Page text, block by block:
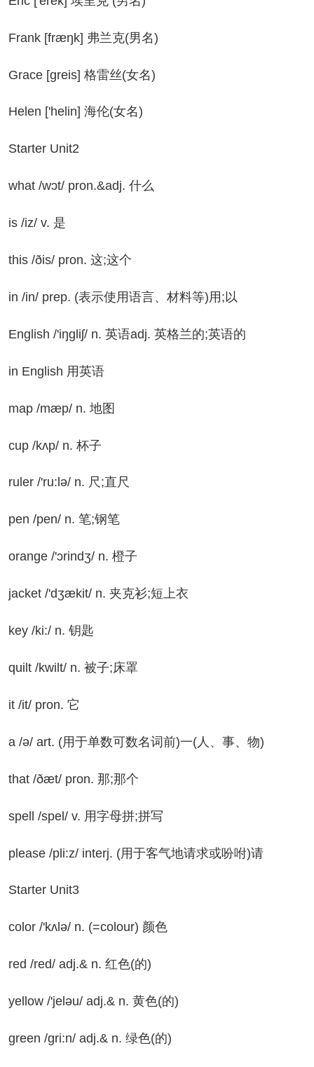
[fræŋk] 弗兰克(男名)
[greis] 格雷丝(女名)
['helin] 海伦(女名)
Unit2
/wɔt/ pron.&adj. 什么
iz/ v. 是
/ðis/ pron. 这;这个
prep. (表示使用语言、材料等)用;以
/'iŋgliʃ/ n. 英语adj. 英格兰的;英语的
用英语
/mæp/ n. 地图
/kʌp/ n. 杯子
/'ru:lə/ n. 尺;直尺
/pen/ n. 笔;钢笔
/'ɔrindʒ/ n. 橙子
/'dʒækit/ n. 夹克衫;短上衣
/ki:/ n. 钥匙
/kwilt/ n. 被子;床罩
pron. 它
art. (用于单数可数名词前)一(人、事、物)
/ðæt/ pron. 那;那个
/spel/ v. 用字母拼;拼写
/pli:z/ interj. (用于客气地请求或吩咐)请
Unit3
/'kʌlə/ n. (=colour) 颜色
/red/ adj.& n. 红色(的)
/'jeləu/ adj.& n. 黄色(的)
/gri:n/ adj.& n. 绿色(的)